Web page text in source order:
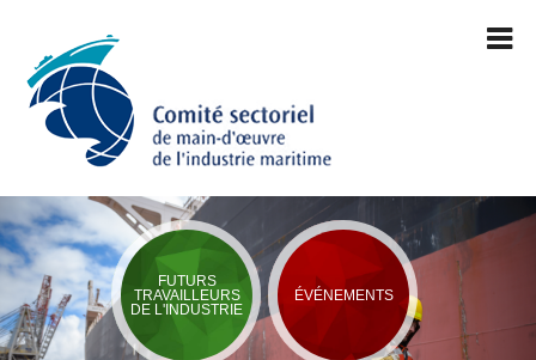
FUTURS
TRAVAILLEURS
DE L'INDUSTRIE
ÉVÉNEMENTS